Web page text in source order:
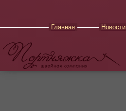
Главная Новости